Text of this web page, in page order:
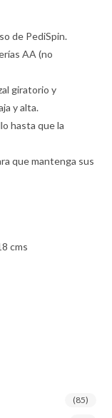
de PediSpin.
AA (no
giratorio y
y alta.
hasta que la
que mantenga sus
cms
(85)